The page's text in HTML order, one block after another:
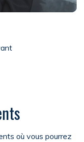
où vous pourrez